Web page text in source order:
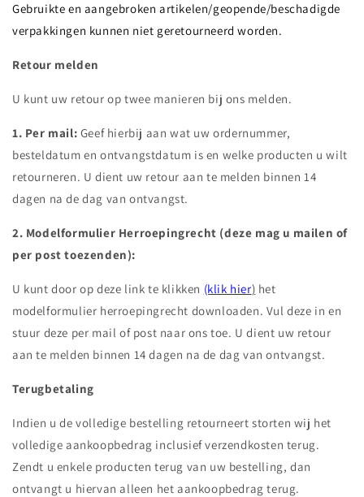
Gebruikte en aangebroken artikelen/geopende/beschadigde
verpakkingen kunnen niet geretourneerd worden.
Retour melden
U kunt uw retour op twee manieren bij ons melden.
1. Per mail: Geef hierbij aan wat uw ordernummer,
besteldatum en ontvangstdatum is en welke producten u wilt
retourneren. U dient uw retour aan te melden binnen 14
dagen na de dag van ontvangst.
2. Modelformulier Herroepingrecht (deze mag u mailen of
per post toezenden):
U kunt door op deze link te klikken (klik hier) het
modelformulier herroepingrecht downloaden. Vul deze in en
stuur deze per mail of post naar ons toe. U dient uw retour
aan te melden binnen 14 dagen na de dag van ontvangst.
Terugbetaling
Indien u de volledige bestelling retourneert storten wij het
volledige aankoopbedrag inclusief verzendkosten terug.
Zendt u enkele producten terug van uw bestelling, dan
ontvangt u hiervan alleen het aankoopbedrag terug.